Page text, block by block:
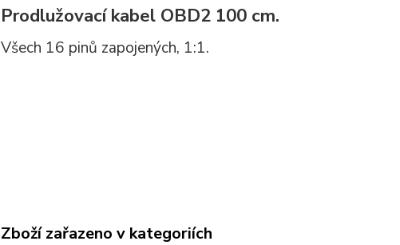
Prodlužovací kabel OBD2 100 cm.
Všech 16 pinů zapojených, 1:1.
Zboží zařazeno v kategoriích